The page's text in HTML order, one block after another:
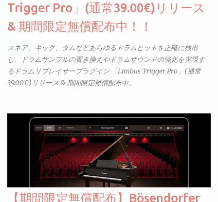
Trigger Pro」(通常39.00€)リリース
& 期間限定無償配布中！！
スネア、キック、タムなどあらゆるドラムヒットを正確に検出
し、ドラムサンプルの置き換えやドラムサウンドの強化を実現す
るドラムリプレイサープラグイン 「Limbus Trigger Pro」(通常
39.00€)リリース & 期間限定無償配布中。
【期間限定無償配布】Bösendorfer